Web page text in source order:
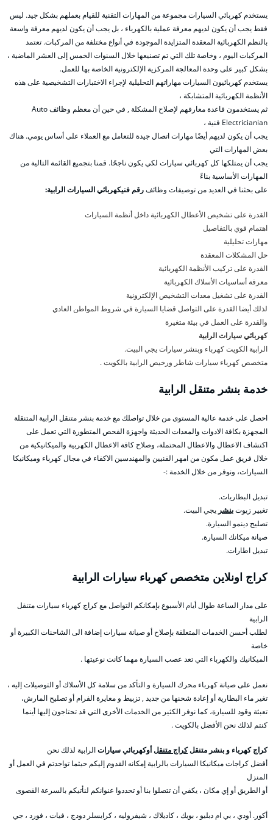
يستخدم كهربائي السيارات مجموعة من المهارات التقنية للقيام بعملهم بشكل جيد. ليس
فقط يجب أن يكون لديهم معرفة عملية بالكهرباء ، بل يجب أن يكون لديهم معرفة واسعة
بالنظم الكهربائية المعقدة المتزايدة الموجودة في أنواع مختلفة من المركبات. تعتمد
المركبات اليوم ، وخاصة تلك التي تم تصنيعها خلال السنوات الخمس إلى العشر الماضية ،
بشكل كبير على وحدة المعالجة المركزية الإلكترونية الخاصة بها للعمل.
يستخدم كهربائيون السيارات مهاراتهم التحليلية لإجراء الاختبارات التشخيصية على هذه
الأنظمة الكهربائية المتشابكة ،
ثم يستخدمون قاعدة معارفهم لإصلاح المشكلة , في حين أن معظم وظائف Auto
Electricianian فنية ،
يجب أن يكون لديهم أيضًا مهارات اتصال جيدة للتعامل مع العملاء على أساس يومي. هناك
بعض المهارات التي
يجب أن يمتلكها كل كهربائي سيارات لكي يكون ناجحًا. قمنا بتجميع القائمة التالية من
المهارات الأساسية بناءً
على بحثنا في العديد من توصيفات وظائفرقم فنيكهربائي السيارات الرابية:
القدرة على تشخيص الأعطال الكهربائية داخل أنظمة السيارات
اهتمام قوي بالتفاصيل
مهارات تحليلية
حل المشكلات المعقدة
القدرة على تركيب الأنظمة الكهربائية
معرفة أساسيات الأسلاك الكهربائية
القدرة على تشغيل معدات التشخيص الإلكترونية
لذلك أيضا القدرة على التواصل قضايا السيارة في شروط المواطن العادي
والقدرة على العمل في بيئة متغيرة
كهربائي سيارات الرابية
الرابية الكويت كهرباء وبنشر سيارات يجي البيت.
متخصص كهرباء سيارات شاطر ورخيص الرابية بالكويت .
خدمة بنشر متنقل الرابية
احصل على خدمة عالية المستوى من خلال تواصلك مع خدمة بنشر متنقل الرابية المتنقلة
المجهزة بكافة الادوات والمعدات الحديثة واجهزة الفحص المتطورة التي تعمل على
اكتشاف الاعطال والاعطال المحتملة، وصلاح كافة الاعطال الكهربية والميكانيكية من
خلال فريق عمل مكون من امهر الفنيين والمهندسين الاكفاء في مجال كهرباء وميكانيكا
السيارات، ونوفر من خلال الخدمة :-
تبديل البطاريات.
تغيير زيوتبنشر يجي البيت.
تصليح دينمو السيارة.
صيانة ميكانك السيارة.
تبديل اطارات.
كراج اونلاين متخصص كهرباء سيارات الرابية
على مدار الساعة طوال أيام الأسبوع بإمكانكم التواصل مع كراج كهرباء سيارات متنقل
الرابية
لطلب أحسن الخدمات المتعلقة بإصلاح أو صيانة سيارات إضافة الى الشاحنات الكبيرة أو
خاصة
الميكانيك والكهرباء التي تعد عصب السيارة مهما كانت نوعيتها .
نعمل على صيانة كهرباء محرك السيارة و التأكد من سلامة كل الأسلاك أو التوصيلات إليه ،
تغير ماء البطارية أو إعادة شحنها من جديد , تزبيط و معايرة الفرام أو تصليح المارش،
تعبئة وقود للسيارة، كما نوفر الكثير من الخدمات الأخرى التي قد تحتاجون إليها أينما
كنتم لذلك نحن الأفضل بالكويت .
كراج كهرباء و بنشر متنقلكراج متنقلأوكهربائي سياراتالرابية لذلك نحن
أفضل كراجات ميكانيكا السيارات بالرابية إمكانه القدوم إليكم حيثما تواجدتم في العمل أو
المنزل
أو الطريق أو إي مكان ، يكفي أن تتصلوا بنا أو تحددوا عنوانكم لنأتيكم بالسرعة القصوى
أكور. أودي ، بي ام دبليو ، بويك ، كاديلاك ، شيفروليه ، كرايسلر دودج ، فيات ، فورد ، جي